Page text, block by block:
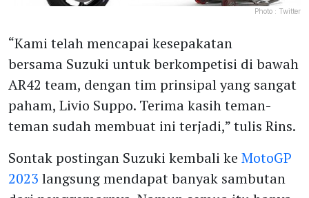
Photo : Twitter
“Kami telah mencapai kesepakatan
bersama Suzuki untuk berkompetisi di bawah
AR42 team, dengan tim prinsipal yang sangat
paham, Livio Suppo. Terima kasih teman-
teman sudah membuat ini terjadi,” tulis Rins.
Sontak postingan Suzuki kembali ke MotoGP
2023 langsung mendapat banyak sambutan